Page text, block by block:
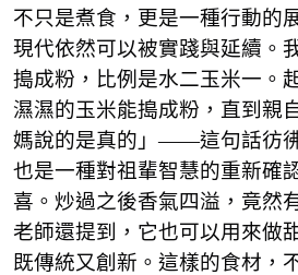
不只是煮食，更是一種行動的
現代依然可以被實踐與延續。
搗成粉，比例是水二玉米一。
濕濕的玉米能搗成粉，直到親
媽說的是真的」——這句話彷
也是一種對祖輩智慧的重新確
喜。炒過之後香氣四溢，竟然
老師還提到，它也可以用來做
既傳統又創新。這樣的食材，